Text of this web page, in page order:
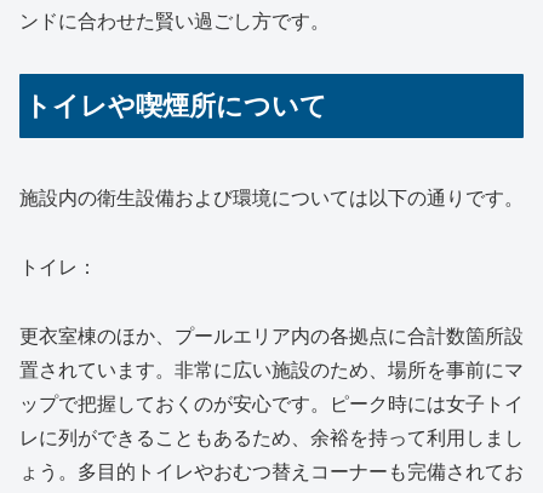
ンドに合わせた賢い過ごし方です。
トイレや喫煙所について
施設内の衛生設備および環境については以下の通りです。
トイレ：
更衣室棟のほか、プールエリア内の各拠点に合計数箇所設
置されています。非常に広い施設のため、場所を事前にマ
ップで把握しておくのが安心です。ピーク時には女子トイ
レに列ができることもあるため、余裕を持って利用しまし
ょう。多目的トイレやおむつ替えコーナーも完備されてお